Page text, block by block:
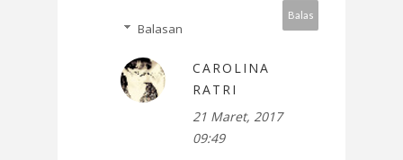
Balas
Balasan
CAROLINA
RATRI
21 Maret, 2017
09:49